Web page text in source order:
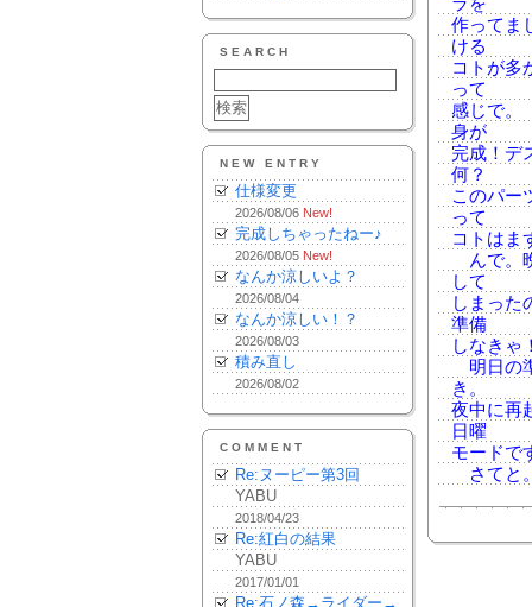
SEARCH
NEW ENTRY
仕様変更
2026/08/06 New!
完成しちゃったねー♪
2026/08/05 New!
なんか涼しいよ？
2026/08/04
なんか涼しい！？
2026/08/03
積み直し
2026/08/02
COMMENT
Re:ヌーピー第3回
YABU
2018/04/23
Re:紅白の結果
YABU
2017/01/01
Re:石ノ森→ライダー→
作ってま
ける
コトが多
って
感じで。
身が
完成！デ
何？
このパー
って
コトはま
んで。
して
しまった
準備
しなきゃ
明日の
き。
夜中に再
日曜
モードで
さてと